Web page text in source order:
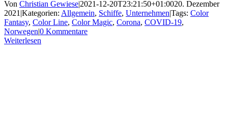
Von Christian Gewiese|2021-12-20T23:21:50+01:0020. Dezember
2021 |Kategorien: Allgemein, Schiffe, Unternehmen|Tags: Color
Fantasy, Color Line, Color Magic, Corona, COVID-19,
Norwegen|0 Kommentare
Weiterlesen